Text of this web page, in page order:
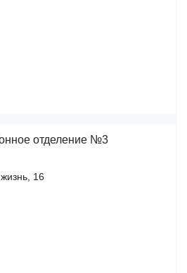
отделение №3
16